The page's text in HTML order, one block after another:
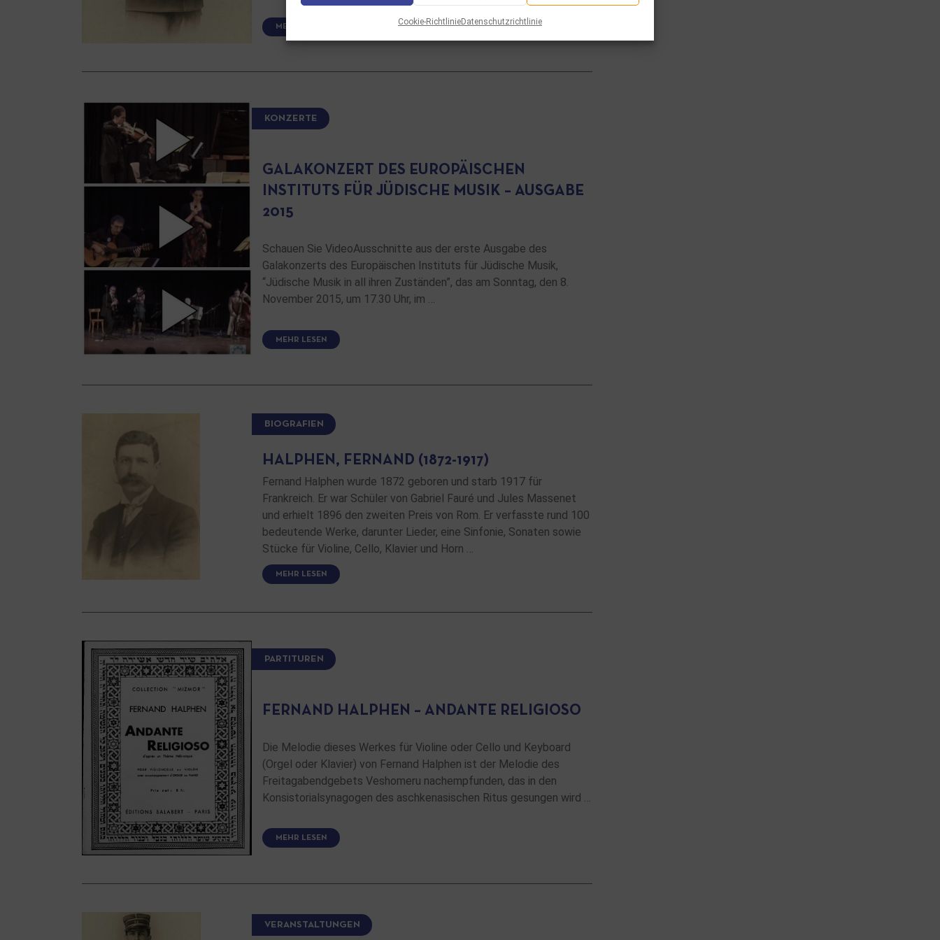
Cookie-RichtlinieDatenschutzrichtlinie
MEHR LESEN
KONZERTE
GALAKONZERT DES EUROPÄISCHEN
INSTITUTS FÜR JÜDISCHE MUSIK – AUSGABE
2015
Schauen Sie VideoAusschnitte aus der erste Ausgabe des
Galakonzerts des Europäischen Instituts für Jüdische Musik,
“Jüdische Musik in all ihren Zuständen”, das am Sonntag, den 8.
November 2015, um 17.30 Uhr, im …
MEHR LESEN
BIOGRAFIEN
HALPHEN, FERNAND (1872-1917)
Fernand Halphen wurde 1872 geboren und starb 1917 für
Frankreich. Er war Schüler von Gabriel Fauré und Jules Massenet
und erhielt 1896 den zweiten Preis von Rom. Er verfasste rund 100
bedeutende Werke, darunter Lieder, eine Sinfonie, Sonaten sowie
Stücke für Violine, Cello, Klavier und Horn …
MEHR LESEN
PARTITUREN
FERNAND HALPHEN – ANDANTE RELIGIOSO
Die Melodie dieses Werkes für Violine oder Cello und Keyboard
(Orgel oder Klavier) von Fernand Halphen ist der Melodie des
Freitagabendgebets Veshomeru nachempfunden, das in den
Konsistorialsynagogen des aschkenasischen Ritus gesungen wird …
MEHR LESEN
VERANSTALTUNGEN